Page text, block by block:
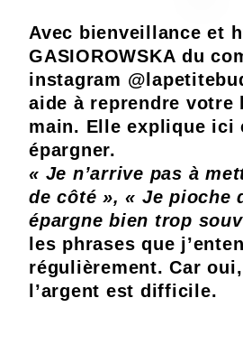
Avec bienveillance et
GASIOROWSKA du
instagram
aide à reprendre votre
main. Elle explique ici
épargner.
« Je n’arrive pas à
de côté », « Je pioche
épargne bien trop
les phrases que
régulièrement. Car
l’argent est difficile.